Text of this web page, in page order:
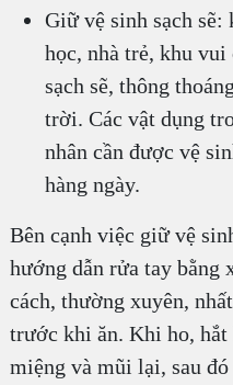
Giữ vệ sinh sạch sẽ:
học, nhà trẻ, khu
sạch sẽ, thông
trời. Các vật dụng
nhân cần được vệ
hàng ngày.
Bên cạnh việc giữ vệ
hướng dẫn rửa tay bằng
cách, thường xuyên,
trước khi ăn. Khi ho,
miệng và mũi lại, sau